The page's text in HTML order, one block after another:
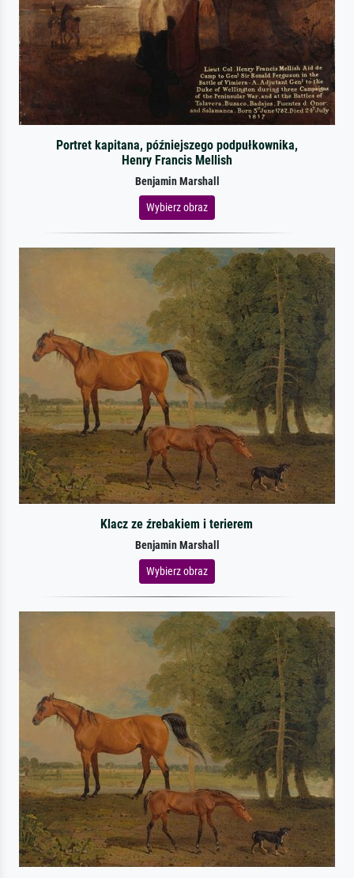
Portret kapitana, późniejszego podpułkownika,
Henry Francis Mellish
Benjamin Marshall
Wybierz obraz
Klacz ze źrebakiem i terierem
Benjamin Marshall
Wybierz obraz